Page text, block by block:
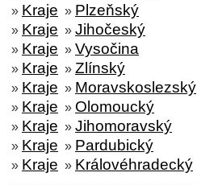
» Kraje » Plzeňský
» Kraje » Jihočeský
» Kraje » Vysočina
» Kraje » Zlínský
» Kraje » Moravskoslezský
» Kraje » Olomoucký
» Kraje » Jihomoravský
» Kraje » Pardubický
» Kraje » Královéhradecký